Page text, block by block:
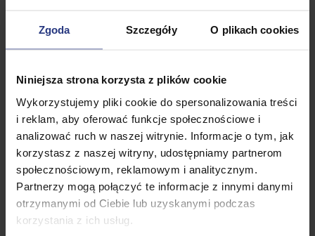
Zgoda Szczegóły O plikach cookies
Niniejsza strona korzysta z plików cookie
Wykorzystujemy pliki cookie do spersonalizowania treści
i reklam, aby oferować funkcje społecznościowe i
analizować ruch w naszej witrynie. Informacje o tym, jak
korzystasz z naszej witryny, udostępniamy partnerom
społecznościowym, reklamowym i analitycznym.
Partnerzy mogą połączyć te informacje z innymi danymi
otrzymanymi od Ciebie lub uzyskanymi podczas
korzystania z ich usług.